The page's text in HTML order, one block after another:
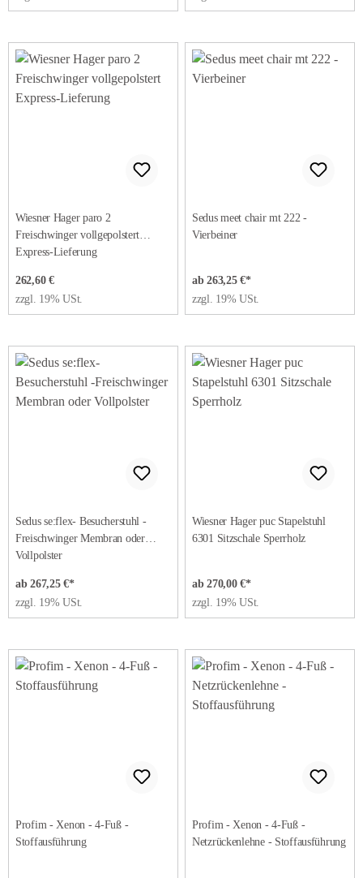
Wiesner Hager paro 2
Freischwinger vollgepolstert
Express-Lieferung
Regulärer Preis:
262,60 €
zzgl. 19% USt.
Sedus meet chair mt 222 -
Vierbeiner
ab 263,25 €*
zzgl. 19% USt.
Sedus se:flex- Besucherstuhl -
Freischwinger Membran oder
Vollpolster
ab 267,25 €*
zzgl. 19% USt.
Wiesner Hager puc Stapelstuhl
6301 Sitzschale Sperrholz
ab 270,00 €*
zzgl. 19% USt.
Profim - Xenon - 4-Fuß -
Stoffausführung
Profim - Xenon - 4-Fuß -
Netzrückenlehne - Stoffausführung